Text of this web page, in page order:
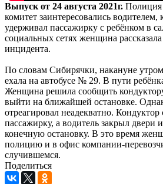
Выпуск от 24 августа 2021г. Полиция
комитет заинтересовались
удерживал пассажирку с ребёнком в
социальных сетях женщина
инцидента.
По словам Сибирячки, накануне
ехала на автобусе № 29. В пути
Женщина решила сообщить
выйти на ближайшей остановке.
отреагировал неадекватно. Кондуктор
пассажирку, а водитель закрыл двери
конечную остановку. В это время
полицию и в офис компании-
случившемся.
Поделиться